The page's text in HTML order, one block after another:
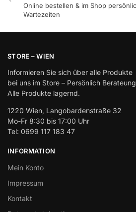
Online bestellen & im Shop
Wartezeiten
STORE – WIEN
Informieren Sie sich über alle Produkte
bei uns im Store – Persönlich Berateung
Alle Produkte lagernd.
1220 Wien, Langobardenstraße 32
Mo-Fr 8:30 bis 17:00 Uhr
Tel: 0699 117 183 47
INFORMATION
Mein Konto
Impressum
Kontakt